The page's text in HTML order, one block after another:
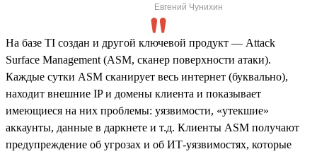
Евгений Чунихин
На базе TI создан и другой ключевой продукт — Attack
Surface Management (ASM, сканер поверхности атаки).
Каждые сутки ASM сканирует весь интернет (буквально),
находит внешние IP и домены клиента и показывает
имеющиеся на них проблемы: уязвимости, «утекшие»
аккаунты, данные в даркнете и т.д. Клиенты ASM получают
предупреждение об угрозах и об ИТ-уязвимостях, которые